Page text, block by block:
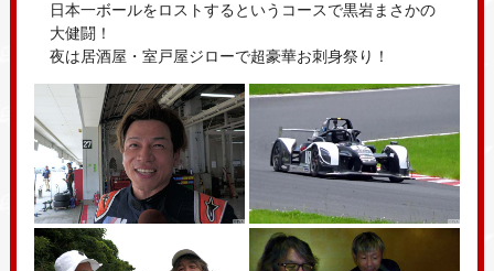
日本一ボールをロストするというコースで黒岩まさかの
大健闘！
夜は居酒屋・室戸屋ジローで超豪華お刺身祭り！